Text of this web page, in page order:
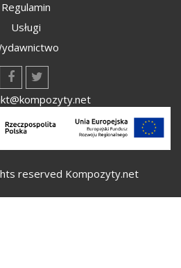
Regulamin
Usługi
reserved Kompozyty.net